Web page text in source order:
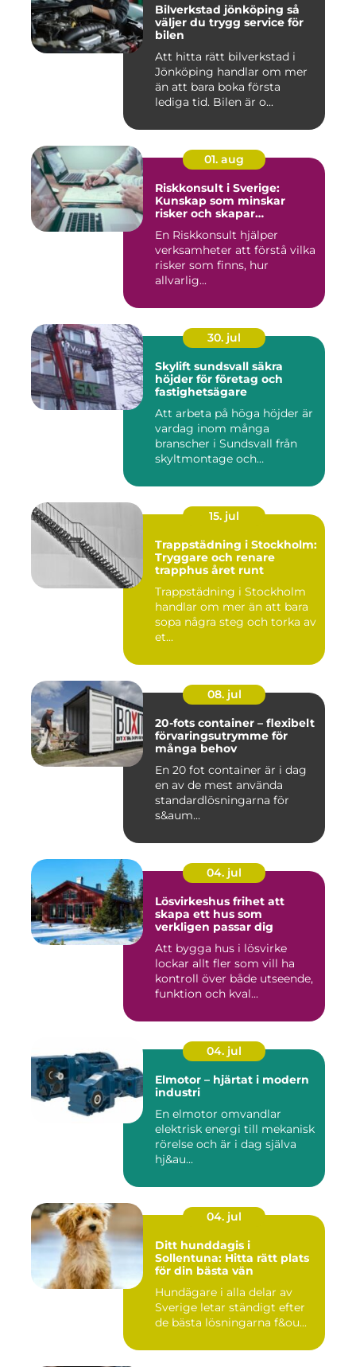
Bilverkstad jönköping så
väljer du trygg service för
bilen
Att hitta rätt bilverkstad i
Jönköping handlar om mer
än att bara boka första
lediga tid. Bilen är o...
01. aug
Riskkonsult i Sverige:
Kunskap som minskar
risker och skapar
En Riskkonsult hjälper
verksamheter att förstå vilka
risker som finns, hur
allvarlig...
30. jul
Skylift sundsvall säkra
höjder för företag och
fastighetsägare
Att arbeta på höga höjder är
vardag inom många
branscher i Sundsvall från
skyltmontage och
15. jul
Trappstädning i Stockholm:
Tryggare och renare
trapphus året runt
Trappstädning i Stockholm
handlar om mer än att bara
sopa några steg och torka av
et...
08. jul
20-fots container – flexibelt
förvaringsutrymme för
många behov
En 20 fot container är i dag
en av de mest använda
standardlösningarna för
s&aum...
04. jul
Lösvirkeshus frihet att
skapa ett hus som
verkligen passar dig
Att bygga hus i lösvirke
lockar allt fler som vill ha
kontroll över både utseende,
funktion och kval...
04. jul
Elmotor – hjärtat i modern
industri
En elmotor omvandlar
elektrisk energi till mekanisk
rörelse och är i dag själva
hj&au...
04. jul
Ditt hunddagis i
Sollentuna: Hitta rätt plats
för din bästa vän
Hundägare i alla delar av
Sverige letar ständigt efter
de bästa lösningarna f&ou...